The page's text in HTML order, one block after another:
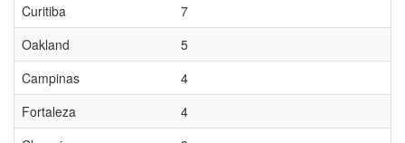
Curitiba
7
Oakland
5
Campinas
4
Fortaleza
4